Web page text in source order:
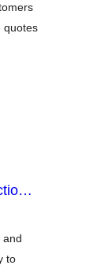
quotes
and
to